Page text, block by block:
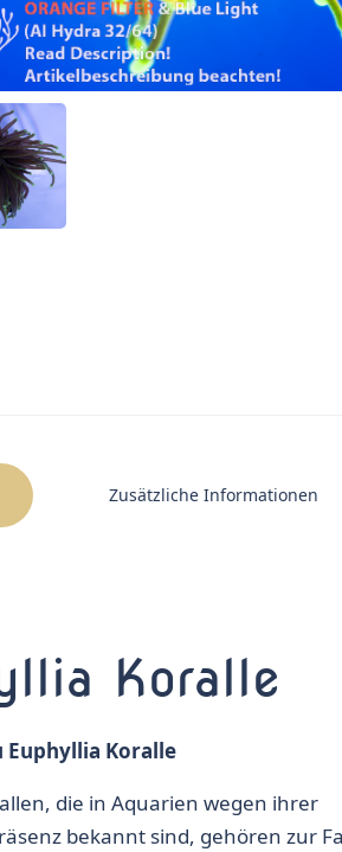
Zusätzliche Informationen
Koralle
Euphyllia Koralle
, die in Aquarien wegen ihrer
bekannt sind, gehören zur